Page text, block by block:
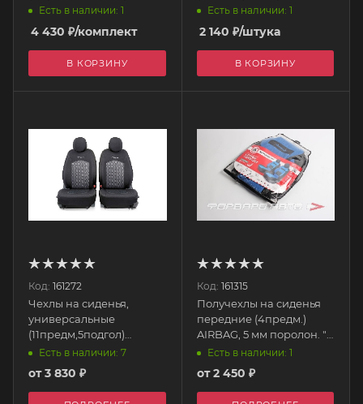
поролоном, полиэстер
"Protect Plus-5" черно/
серый S01301062 SKYWAY
Есть в наличии: 1
4 430 ₽/комплект
В КОРЗИНУ
стеганый, +
терморегулятор (2
режима,(2 шнура:
справа, слева) серый
S02202006 SKYWAY
Есть в наличии: 1
2 140 ₽/штука
В КОРЗИНУ
Код: 161272
Чехлы на сиденья,
универсальные
(11предм,5подгол)
AIRBAG с поролоном,
AUTOPROFI
Есть в наличии: 7
от3 830 ₽
Код: 161315
Получехлы на сиденья
передние (4предм.)
AIRBAG, 5 мм поролон. "
COMFORT COMBO" CMB-
Есть в наличии: 1
от2 450 ₽